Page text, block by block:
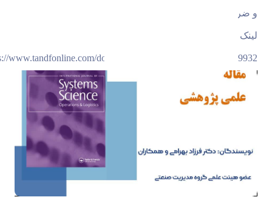
تأثیر ۴/۲ به چاپ رسیده است.
دسترسی به مقاله:
https://www.tandfonline.com/doi/abs/10.1080/